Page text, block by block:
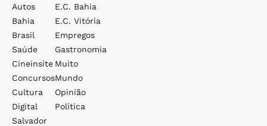
Autos
Bahia
Brasil
Saúde
Cineinsite
Concursos
Cultura
Digital
Salvador
E.c. Bahia
E.c. Vitória
Empregos
Gastronomia
Muito
Mundo
Opinião
Política